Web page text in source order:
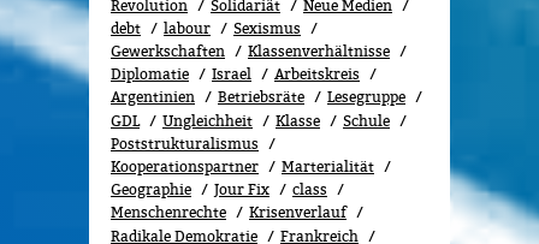
Revolution
Solidariät
Neue Medien
debt
labour
Sexismus
Gewerk­schaf­ten
Klassenverhältnisse
Diplomatie
Israel
Arbeitskreis
Argentinien
Betriebsräte
Lesegruppe
GDL
Ungleichheit Klasse
Schule
Poststrukturalismus
Kooperationspartner
Marterialität
Geographie
Jour Fix
class
Menschenrechte
Kri­sen­ver­lauf
Radikale Demokratie
Frankreich